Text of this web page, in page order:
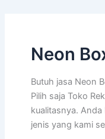
Neon
Butuh jasa Neon
Pilih saja Toko
kualitasnya.
jenis yang kami